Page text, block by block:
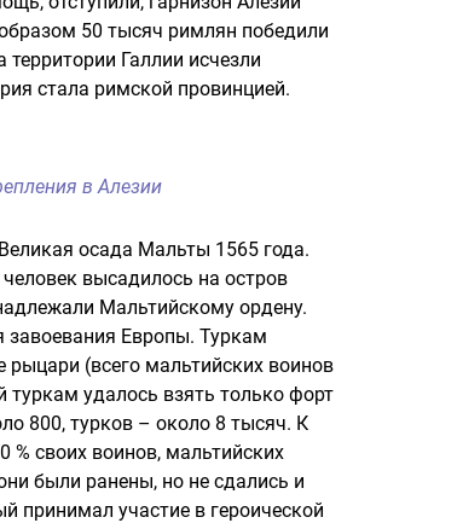
50 тысяч римлян победили
территории Галлии исчезли
стала римской провинцией.
в Алезии
осада Мальты 1565 года.
высадилось на остров
Мальтийскому ордену.
Европы. Туркам
рыцари (всего мальтийских воинов
туркам удалось взять только форт
800, турков – около 8 тысяч. К
% своих воинов, мальтийских
были ранены, но не сдались и
принимал участие в героической